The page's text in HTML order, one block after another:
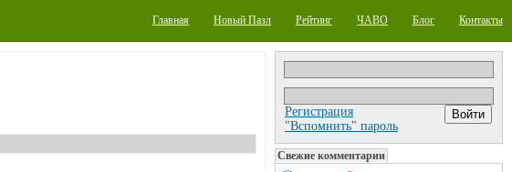
Главная Новый Пазл Рейтинг ЧАВО Блог Контакты
Регистрация
"Вспомнить" пароль
Свежие комментарии